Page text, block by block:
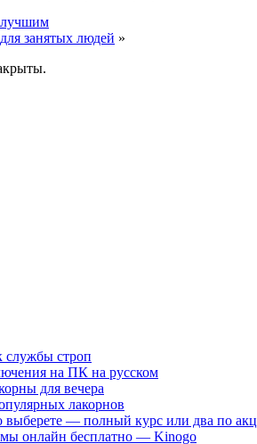
лучшим
занятых людей »
службы строп
на ПК на русском
для вечера
лакорнов
выберете — полный курс или два по
онлайн бесплатно — Kinogo